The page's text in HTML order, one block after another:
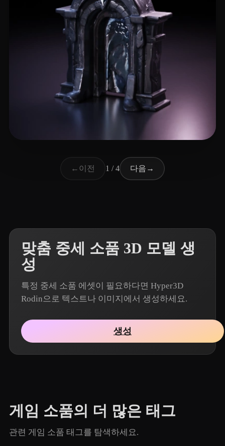
← 이전 1 / 4 다음 →
맞춤 중세 소품 3D 모델 생
성
특정 중세 소품 에셋이 필요하다면 Hyper3D
Rodin으로 텍스트나 이미지에서 생성하세요.
생성
게임 소품의 더 많은 태그
관련 게임 소품 태그를 탐색하세요.